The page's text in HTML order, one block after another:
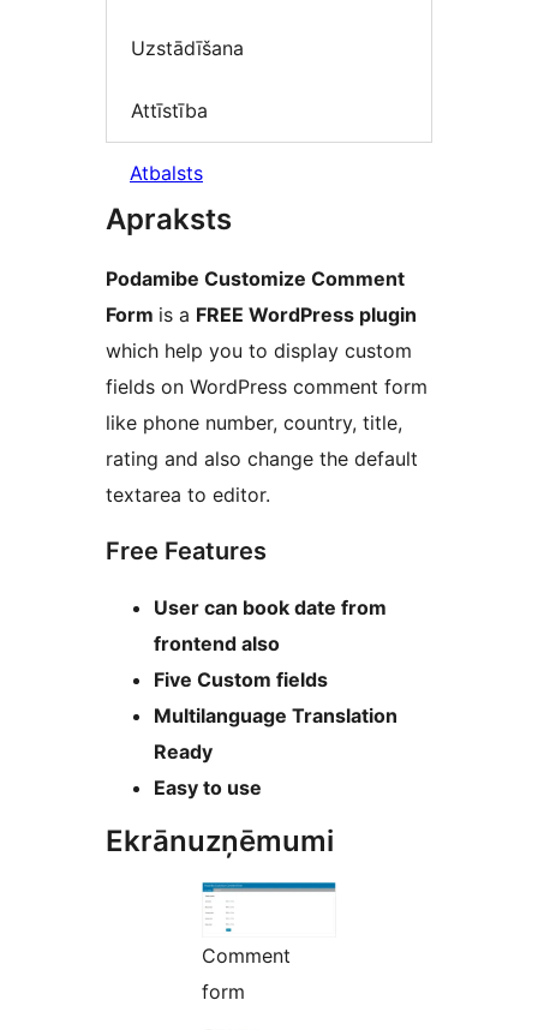
Uzstādīšana
Attīstība
Atbalsts
Apraksts
Podamibe Customize Comment
Form is a FREE WordPress plugin
which help you to display custom
fields on WordPress comment form
like phone number, country, title,
rating and also change the default
textarea to editor.
Free Features
User can book date from
frontend also
Five Custom fields
Multilanguage Translation
Ready
Easy to use
Ekrānuzņēmumi
Comment
form